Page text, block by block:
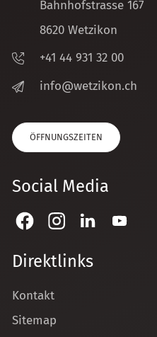
Bahnhofstrasse 167
8620 Wetzikon
+41 44 931 32 00
nf
w tz k n ch
ÖFFNUNGSZEITEN
Social Media
Direktlinks
Kontakt
Sitemap